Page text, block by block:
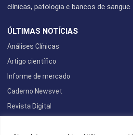
clínicas, patologia e bancos de sangue.
ÚLTIMAS NOTÍCIAS
Análises Clínicas
Artigo científico
Informe de mercado
Caderno Newsvet
Revista Digital